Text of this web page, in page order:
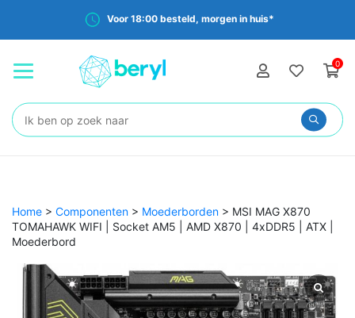
Voor 18:00 besteld, morgen in huis*
0
Zoeken:
Home > Componenten > Moederborden > MSI MAG X870
TOMAHAWK WIFI | Socket AM5 | AMD X870 | 4xDDR5 | ATX |
Moederbord